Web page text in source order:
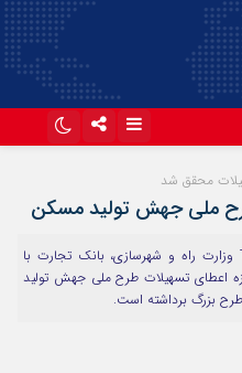
ملی جهش تولید مسکن
بر اساس آمار منتشر شده در سامانه TEM وزارت راه و شهرسازی، بانک تجارت با
قرارداد در حوزه اعطای تسهیلات طرح ملی جهش تولید
بزرگ برداشته است.